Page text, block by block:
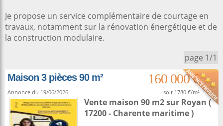
Je propose un service complémentaire de courtage en
travaux, notamment sur la rénovation énergétique et de
la construction modulaire.
page 1/1
Maison 3 pièces 90 m²
160 000 €
Annonce du 19/06/2026. soit 1780 €/m²
Vente maison 90 m2sur Royan (
17200 - Charente maritime )